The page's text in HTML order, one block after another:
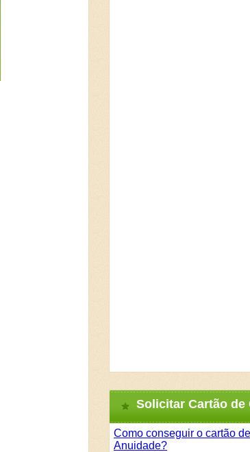
Solicitar Cartão de
Como conseguir o cartão
Anuidade?